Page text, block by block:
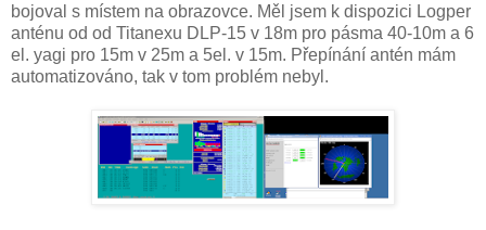
bojoval s místem na obrazovce. Měl jsem k dispozici Logper
anténu od od Titanexu DLP-15 v 18m pro pásma 40-10m a 6
el. yagi pro 15m v 25m a 5el. v 15m. Přepínání antén mám
automatizováno, tak v tom problém nebyl.